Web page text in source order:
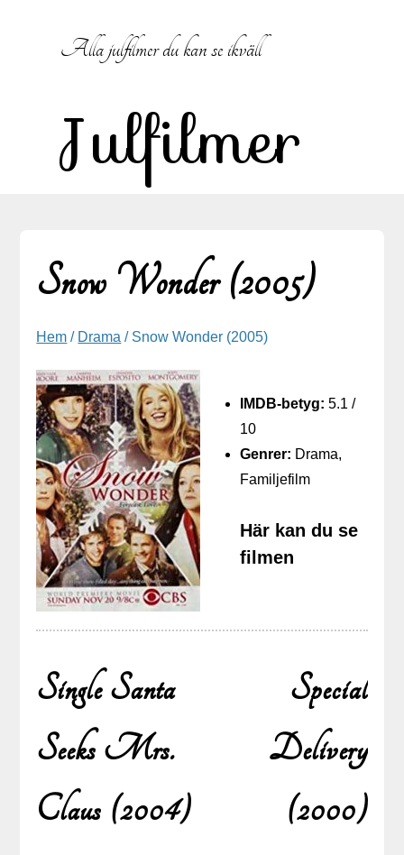
Alla julfilmer du kan se ikväll
Julfilmer
Snow Wonder (2005)
Hem / Drama / Snow Wonder (2005)
IMDB-betyg: 5.1 /
10
Genrer: Drama,
Familjefilm
Här kan du se
filmen
Inläggsnavigering
Single Santa
Seeks Mrs.
Claus (2004)
Special
Delivery
(2000)